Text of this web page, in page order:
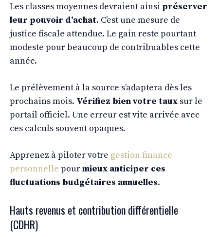
Les classes moyennes devraient ainsi préserver
leur pouvoir d’achat. C’est une mesure de
justice fiscale attendue. Le gain reste pourtant
modeste pour beaucoup de contribuables cette
année.
Le prélèvement à la source s’adaptera dès les
prochains mois. Vérifiez bien votre taux sur le
portail officiel. Une erreur est vite arrivée avec
ces calculs souvent opaques.
Apprenez à piloter votre gestion finance
personnelle pourmieux anticiper ces
fluctuations budgétaires annuelles.
Hauts revenus et contribution différentielle
(CDHR)